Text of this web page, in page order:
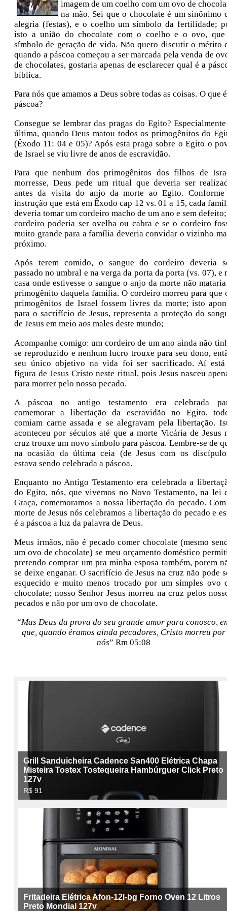
imagem de um coelho com um ovo de
na mão. Sei que o chocolate é um sinônimo
alegria (festas), e o coelho um símbolo da fertilidade;
isto a união do chocolate com o coelho e o ovo,
símbolo de geração de vida. Não quero discutir o mérito
quando a páscoa começou a ser marcada pela venda de
de chocolates, gostaria apenas de esclarecer qual é a
bíblica.
Para nós que amamos a Deus sobre todas as coisas. O que
páscoa?
Consegue se lembrar das pragas do Egito?
última, quando Deus matou todos os primogênitos do
(Êxodo 11: 04 e 05)? Após esta praga sobre o Egito o
de Israel se viu livre de anos de escravidão.
Para que nenhum dos primogênitos dos filhos de
morresse, Deus pede um ritual que deveria ser
antes da visita do anjo da morte ao Egito.
instrução que está em Êxodo cap 12 vs. 01 a 15, cada
deveria tomar um cordeiro macho de um ano e sem
cordeiro poderia ser ovelha ou cabra e se o cordeiro
muito grande para a família deveria convidar o vizinho
próximo.
Após terem comido, o sangue do cordeiro deveria
passado no umbral e na verga da porta da porta (vs. 07), e
casa onde estivesse o sangue o anjo da morte não
primogênito daquela família. O cordeiro morreu para que
primogênitos de Israel fossem livres da morte; isto
para o sacrifício de Jesus, representa a proteção do
de Jesus em meio aos males deste mundo;
Acompanhe comigo: um cordeiro de um ano ainda não
se reproduzido e nenhum lucro trouxe para seu dono,
seu único objetivo na vida foi ser sacrificado. Aí
figura de Jesus Cristo neste ritual, pois Jesus nasceu
para morrer pelo nosso pecado.
A páscoa no antigo testamento era celebrada
comemorar a libertação da escravidão no Egito,
comiam carne assada e se alegravam pela libertação.
aconteceu por séculos até que a morte Vicária de Jesus
cruz trouxe um novo símbolo para páscoa. Lembre-se de
na ocasião da última ceia (de Jesus com os
estava sendo celebrada a páscoa.
Enquanto no Antigo Testamento era celebrada a
do Egito, nós, que vivemos no Novo Testamento, na lei
Graça, comemoramos a nossa libertação do pecado.
morte de Jesus nós celebramos a libertação do pecado e
é a páscoa a luz da palavra de Deus.
Meus irmãos, não é pecado comer chocolate (mesmo
um ovo de chocolate) se meu orçamento doméstico
pretendo comprar um pra minha esposa também, porem
se deixe enganar. O sacrifício de Jesus na cruz não pode
esquecido e muito menos trocado por um simples ovo
chocolate; nosso Senhor Jesus morreu na cruz pelos
pecados e não por um ovo de chocolate.
“Mas Deus da prova do seu grande amor para conosco,
que, quando éramos ainda pecadores, Cristo morreu por
nós” Rm 05:08